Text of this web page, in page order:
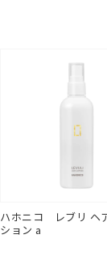
ハホニコ
レブリ ヘ
ション a